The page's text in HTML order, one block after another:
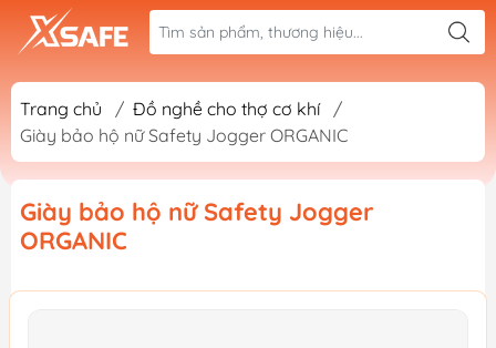
Trang chủ / Đồ nghề cho thợ cơ khí
/
Giày bảo hộ nữ Safety Jogger ORGANIC
Giày bảo hộ nữ Safety Jogger
ORGANIC